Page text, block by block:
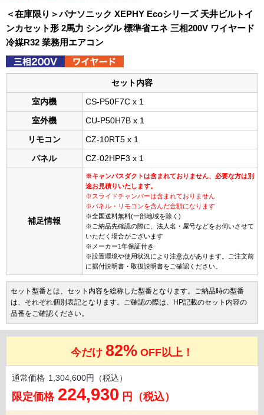
＜在庫限り＞パナソニック XEPHY Ecoシリーズ 天井ビルトイ
ンカセット形 2馬力 シングル 標準省エネ 三相200V ワイヤード
冷媒R32 業務用エアコン
セット内容
室内機 CS-P50F7C x 1
室外機 CU-P50H7B x 1
リモコン CZ-10RT5 x 1
パネル CZ-02HPF3 x 1
補足情報
※キャンバスダクトは含まれておりません、必要な方は別
途お見積りいたします。
※スライドチャンバーは含まれておりません
※パネル・リモコンを含んだ金額になります
※全国送料無料(一部地域を除く)
※ご納品先確認の際に、法人名・屋号などをお伺いさせて
いただく場合がございます
※メーカー1年保証付き
※設置環境や使用状況により注意点があります。ご注文前
に据付説明書・取扱説明書をご確認ください。
セット型番とは、セット内容を総称した型番となります。ご納品時の型番
は、それぞれ個別表記となります。ご確認の際は、HP記載のセット内容の
品番をご確認ください。
今だけ 82% OFF以上！
通常価格 1,304,600円（税込）
限定価格 224,930 円（税込）